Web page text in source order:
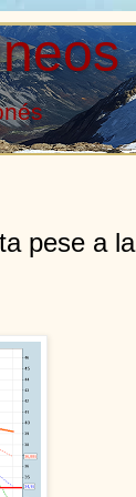
pese a la